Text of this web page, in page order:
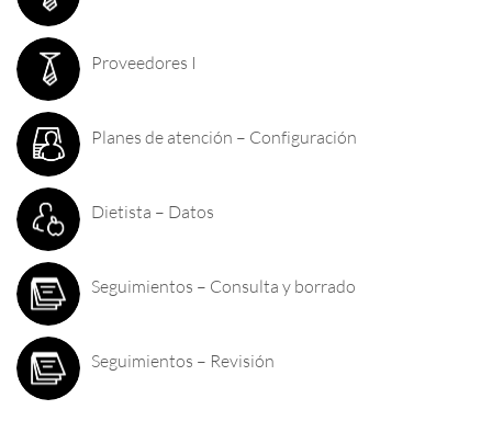
Proveedores I
Planes de atención – Configuración
Dietista – Datos
Seguimientos – Consulta y borrado
Seguimientos – Revisión